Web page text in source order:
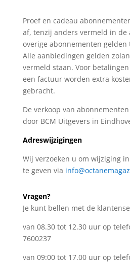
Proef en cadeau
af, tenzij anders vermeld in de
overige abonnementen gelden
Alle aanbiedingen gelden
vermeld staan. Voor
een factuur worden extra
gebracht.
De verkoop van
door BCM Uitgevers in
Adreswijzigingen
Wij verzoeken u om wijziging
te geven via
Vragen?
Je kunt bellen met de
van 08.30 tot 12.30 uur op
7600237
van 09:00 tot 17.00 uur op